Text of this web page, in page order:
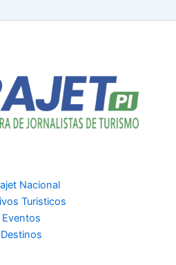
Nacional
Turisticos
Eventos
Destinos